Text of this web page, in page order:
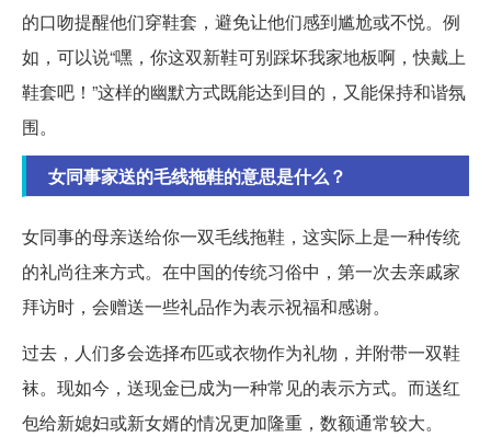
的口吻提醒他们穿鞋套，避免让他们感到尴尬或不悦。例
如，可以说“嘿，你这双新鞋可别踩坏我家地板啊，快戴上
鞋套吧！”这样的幽默方式既能达到目的，又能保持和谐氛
围。
女同事家送的毛线拖鞋的意思是什么？
女同事的母亲送给你一双毛线拖鞋，这实际上是一种传统
的礼尚往来方式。在中国的传统习俗中，第一次去亲戚家
拜访时，会赠送一些礼品作为表示祝福和感谢。
过去，人们多会选择布匹或衣物作为礼物，并附带一双鞋
袜。现如今，送现金已成为一种常见的表示方式。而送红
包给新媳妇或新女婿的情况更加隆重，数额通常较大。